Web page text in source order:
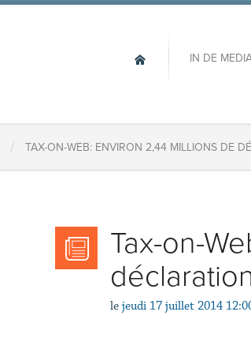
IN DE
/ TAX-ON-WEB: ENVIRON 2,44 MILLIONS DE
Tax-on-
le jeudi 17 juillet 2014